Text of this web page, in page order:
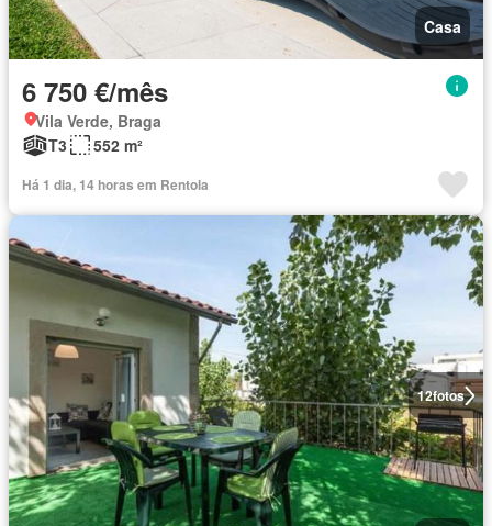
Casa
6 750 €/mês
Vila Verde, Braga
T3
552 m²
Há 1 dia, 14 horas em Rentola
12fotos